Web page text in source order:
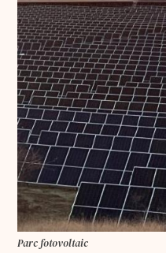
Parc fotovoltaic